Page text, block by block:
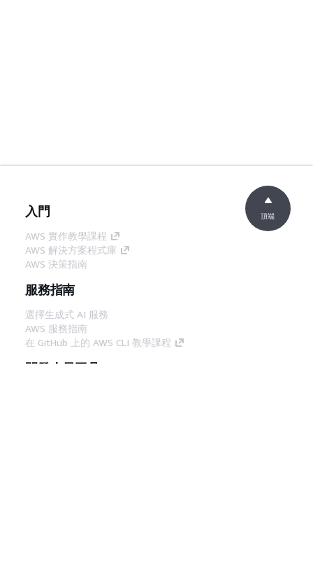
入門
AWS 實作教學課程
AWS 解決方案程式庫
AWS 決策指南
服務指南
選擇生成式 AI 服務
AWS 服務指南
在 GitHub 上的 AWS CLI 教學課程
開發人員工具
頂端